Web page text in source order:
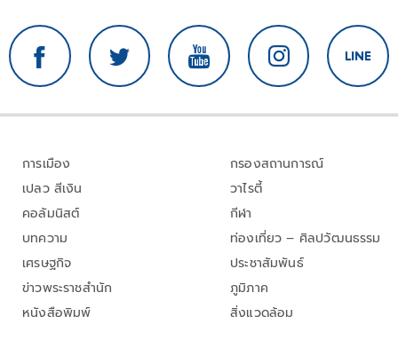
การเมือง
เปลว สีเงิน
คอลัมนิสต์
บทความ
เศรษฐกิจ
ข่าวพระราชสำนัก
หนังสือพิมพ์
กรองสถานการณ์
วาไรตี้
กีฬา
ท่องเที่ยว – ศิลปวัฒนธรรม
ประชาสัมพันธ์
ภูมิภาค
สิ่งแวดล้อม